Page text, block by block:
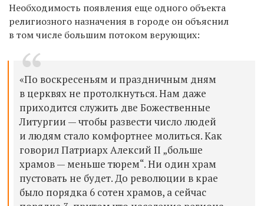
Необходимость появления еще одного объекта
религиозного назначения в городе он объяснил
в том числе большим потоком верующих:
«По воскресеньям и праздничным дням
в церквях не протолкнуться. Нам даже
приходится служить две Божественные
Литургии — чтобы развести число людей
и людям стало комфортнее молиться. Как
говорил Патриарх Алексий II „больше
храмов — меньше тюрем“. Ни один храм
пустовать не будет. До революции в крае
было порядка 6 сотен храмов, а сейчас